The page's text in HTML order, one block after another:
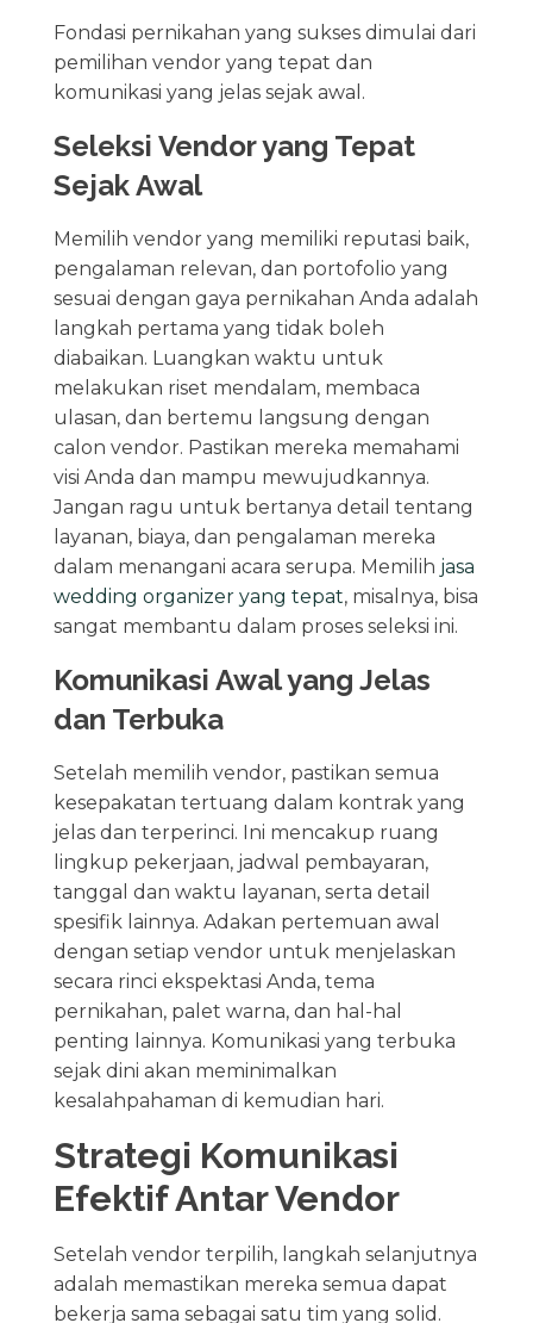
Fondasi pernikahan yang sukses dimulai dari
pemilihan vendor yang tepat dan
komunikasi yang jelas sejak awal.
Seleksi Vendor yang Tepat
Sejak Awal
Memilih vendor yang memiliki reputasi baik,
pengalaman relevan, dan portofolio yang
sesuai dengan gaya pernikahan Anda adalah
langkah pertama yang tidak boleh
diabaikan. Luangkan waktu untuk
melakukan riset mendalam, membaca
ulasan, dan bertemu langsung dengan
calon vendor. Pastikan mereka memahami
visi Anda dan mampu mewujudkannya.
Jangan ragu untuk bertanya detail tentang
layanan, biaya, dan pengalaman mereka
dalam menangani acara serupa. Memilih jasa
wedding organizer yang tepat, misalnya, bisa
sangat membantu dalam proses seleksi ini.
Komunikasi Awal yang Jelas
dan Terbuka
Setelah memilih vendor, pastikan semua
kesepakatan tertuang dalam kontrak yang
jelas dan terperinci. Ini mencakup ruang
lingkup pekerjaan, jadwal pembayaran,
tanggal dan waktu layanan, serta detail
spesifik lainnya. Adakan pertemuan awal
dengan setiap vendor untuk menjelaskan
secara rinci ekspektasi Anda, tema
pernikahan, palet warna, dan hal-hal
penting lainnya. Komunikasi yang terbuka
sejak dini akan meminimalkan
kesalahpahaman di kemudian hari.
Strategi Komunikasi
Efektif Antar Vendor
Setelah vendor terpilih, langkah selanjutnya
adalah memastikan mereka semua dapat
bekerja sama sebagai satu tim yang solid.